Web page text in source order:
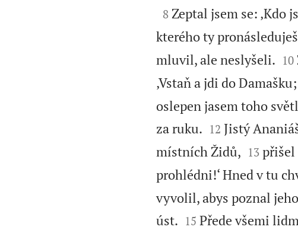

8 Zeptal jsem se: ‚Kdo
kterého ty
mluvil, ale neslyšeli.
10
‚Vstaň a jdi do
oslepen jasem toho
za ruku.
12 Jistý
místních Židů,
13 přišel
prohlédni!‘ Hned v tu
vyvolil, abys poznal
úst.
15 Přede všemi